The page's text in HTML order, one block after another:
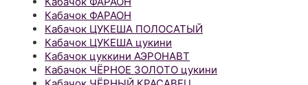
Кабачок ФАРАОН
Кабачок ЦУКЕША ПОЛОСАТЫЙ
Кабачок ЦУКЕША цукини
Кабачок цуккини АЭРОНАВТ
Кабачок ЧЁРНОЕ ЗОЛОТО цукини